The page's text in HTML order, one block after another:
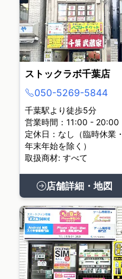
ストックラボ千葉店
050-5269-5844
千葉駅より徒歩5分
営業時間：11:00 - 20:00
定休日：なし（臨時休業・
年末年始を除く）
取扱商材: すべて
店舗詳細・地図